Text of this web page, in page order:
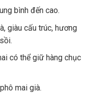
bình đến cao.
giàu cấu trúc, hương
có thể giữ hàng chục
mai già.